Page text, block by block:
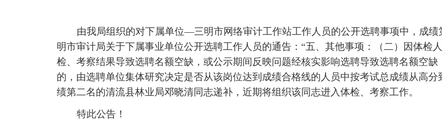
由我局组织的对下属单位—三明市网络审计工作站工作人员的公开选聘事项中，成
明市审计局关于下属事业单位公开选聘工作人员的通告：“五、其他事项：（二）因体检
检、考察结果导致选聘名额空缺，或公示期间反映问题经核实影响选聘导致选聘名额空
的，由选聘单位集体研究决定是否从该岗位达到成绩合格线的人员中按考试总成绩从高
绩第二名的清流县林业局邓晓清同志递补，近期将组织该同志进入体检、考察工作。
特此公告！